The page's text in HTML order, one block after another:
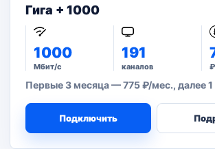
Гига + 1000
1000
Мбит/с
191
каналов
Первые 3 месяца — 775 ₽/мес., далее
Подключить